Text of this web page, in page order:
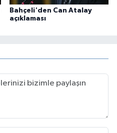
Bahçeli'den Can Atalay
açıklaması